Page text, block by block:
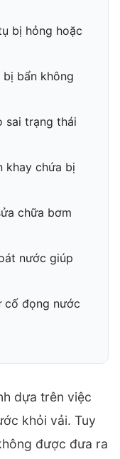
bị hỏng hoặc
bị bẩn không
sai trạng thái
khay chứa bị
chữa bơm
nước giúp
cố đọng nước
dựa trên việc
khỏi vải. Tuy
được đưa ra